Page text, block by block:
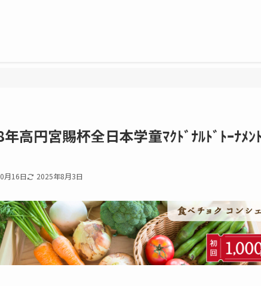
高円宮賜杯全日本学童ﾏｸﾄﾞﾅﾙﾄﾞﾄｰﾅﾒﾝ
月16日 2025年8月3日